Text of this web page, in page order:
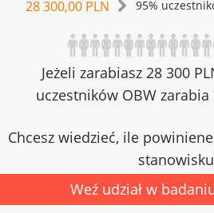
28 300,00 PLN 95%
Jeżeli zarabiasz 28 300
uczestników OBW
Chcesz wiedzieć, ile
Weź udział w